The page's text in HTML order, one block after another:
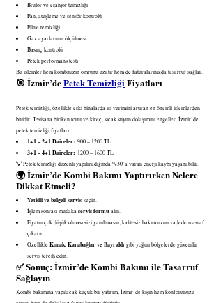
Brülör ve eşanjör temizliği
Fan, ateşleme ve sensör kontrolü
Filtre temizliği
Gaz ayarlarının ölçülmesi
Basınç kontrolü
Petek performans testi
Bu işlemler hem kombinizin ömrünü uzatır hem de faturalarınızda tasarruf sağlar.
🎯 İzmir’de Petek Temizliği Fiyatları
Petek temizliği, özellikle eski binalarda ısı verimini artıran en önemli işlemlerden
biridir. Tesisatta biriken tortu ve kireç, sıcak suyun dolaşımını engeller. İzmir’de
petek temizliği fiyatları:
1+1 – 2+1 Daireler: 900 – 1200 TL
3+1 – 4+1 Daireler: 1200 – 1600 TL
💡 Petek temizliği düzenli yapılmadığında %30’a varan enerji kaybı yaşanabilir.
🌍 İzmir’de Kombi Bakımı Yaptırırken Nelere
Dikkat Etmeli?
Yetkili ve belgeli servis seçin.
İşlem sonrası mutlaka servis formu alın.
Fiyatın çok düşük olması sizi yanıltmasın; kalitesiz bakım uzun vadede masraf
çıkarır.
Özellikle Konak, Karabağlar ve Bayraklı gibi yoğun bölgelerde güvenilir
servis tercih edin.
✅ Sonuç: İzmir’de Kombi Bakımı ile Tasarruf
Sağlayın
Kombi bakımına yapılacak küçük bir yatırım, İzmir’de kışın hem konforunuzu